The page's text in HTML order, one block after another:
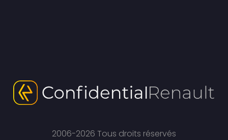
2006-2026 Tous droits réservés